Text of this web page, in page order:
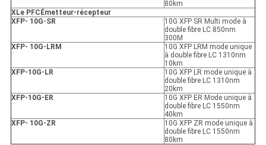
80km
XLe PFC Émetteur-récepteur
XFP- 10G-SR
10G XFP SR Multi mode à
double fibre LC 850nm
300M
XFP- 10G-LRM
10G XFP LRM mode unique
à double fibre LC 1310nm
10km
XFP-10G-LR
10G XFP LR mode unique à
double fibre LC 1310nm
20km
XFP-10G-ER
10G XFP ER Mode unique à
double fibre LC 1550nm
40km
XFP- 10G-ZR
10G XFP ZR mode unique à
double fibre LC 1550nm
80km